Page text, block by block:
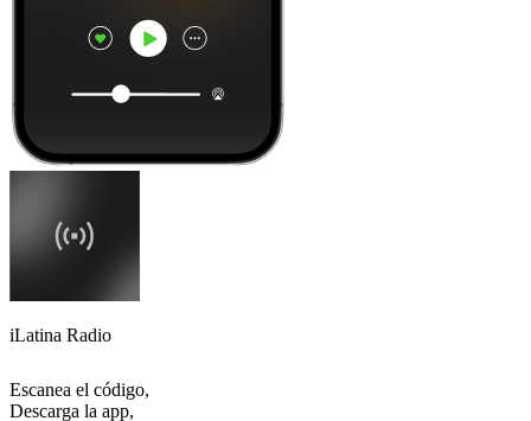
iLatina Radio
Escanea el código,
Descarga la app,